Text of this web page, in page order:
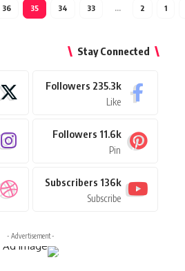
2
…
33
34
35
36
37
Stay Connected
235.3k
Followers
Like
11.6k
Followers
Pin
136k
Subscribers
Subscribe
4.4k